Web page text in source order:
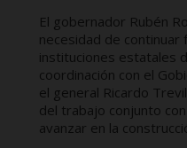
El gobernador Rubén
necesidad de continuar
instituciones estatales
coordinación con el
el general Ricardo
del trabajo conjunto
avanzar en la